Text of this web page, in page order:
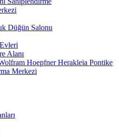
Düğün Salonu
Alanı
Hoepfner Herakleia Pontike
Merkezi